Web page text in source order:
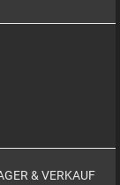
& VERKAUF